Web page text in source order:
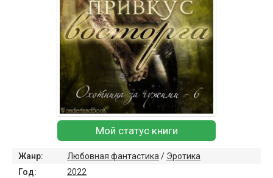
Мой статус книги
Жанр: Любовная фантастика / Эротика
Год:
2022